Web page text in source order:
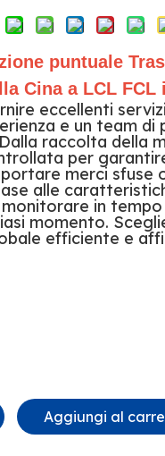
puntuale
Cina a LCL
eccellenti
e un team
raccolta della
per
merci sfuse
alle
in
momento.
efficiente e
Aggiungi al